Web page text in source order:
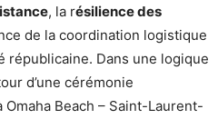
, la résilience des
de la coordination logistique
républicaine. Dans une logique
d’une cérémonie
Beach – Saint-Laurent-